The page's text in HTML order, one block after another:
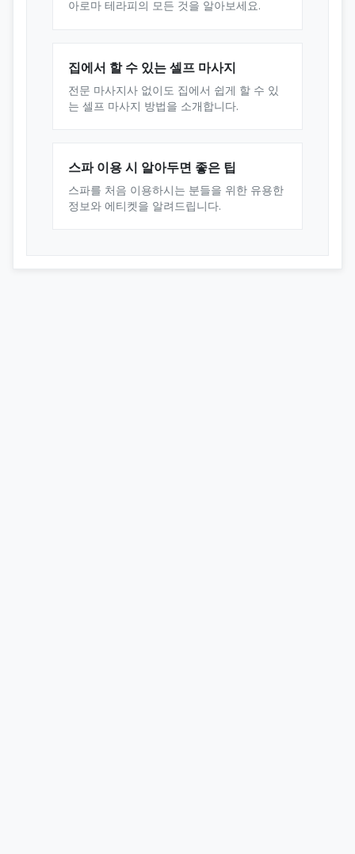
아로마 테라피의 모든 것을 알아보세요.
집에서 할 수 있는 셀프 마사지
전문 마사지사 없이도 집에서 쉽게 할 수 있
는 셀프 마사지 방법을 소개합니다.
스파 이용 시 알아두면 좋은 팁
스파를 처음 이용하시는 분들을 위한 유용한
정보와 에티켓을 알려드립니다.